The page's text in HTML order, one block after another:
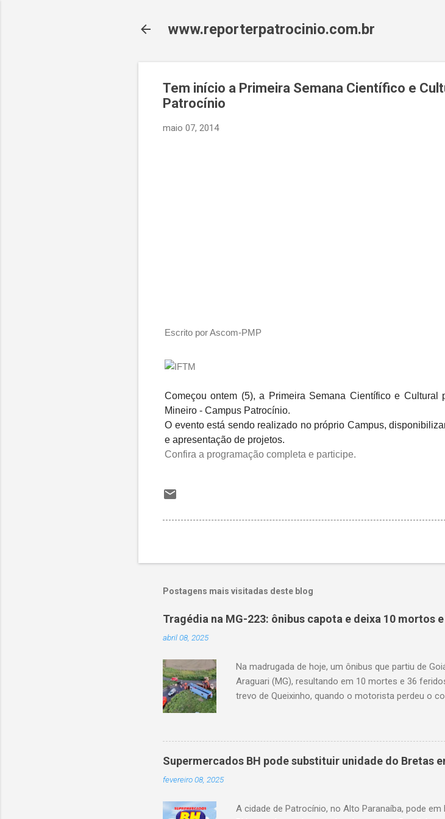
www.reporterpatrocinio.com.br
Tem início a Primeira Semana Científico e
Patrocínio
maio 07, 2014
Escrito por Ascom-PMP
Começou ontem (5), a Primeira Semana Científico e
Mineiro - Campus Patrocínio.
O evento está sendo realizado no próprio Campus,
e apresentação de projetos.
Confira a programação completa e participe.
Postagens mais visitadas deste blog
Tragédia na MG-223: ônibus capota e deixa 10 mortos
abril 08, 2025
Na madrugada de hoje, um ônibus que partiu de
Araguari (MG), resultando em 10 mortes e 36
trevo de Queixinho, quando o motorista perdeu o
oito anos. Nove dos feridos estão em estado
Supermercados BH pode substituir unidade do Bretas
fevereiro 08, 2025
A cidade de Patrocínio, no Alto Paranaíba, pode